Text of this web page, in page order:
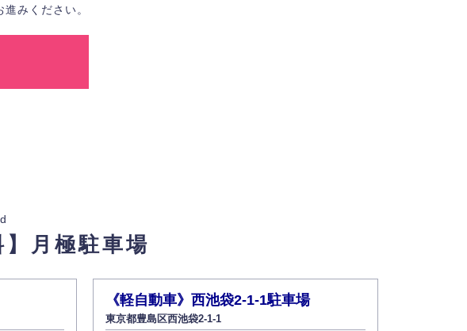
三者に提供いたしません。
ることが確認できない場合は開示いたしません）。
たします。
を実施してまいります。
みください。
月極駐車場
《軽自動車》西池袋2-1-1駐車場
東京都豊島区西池袋2-1-1